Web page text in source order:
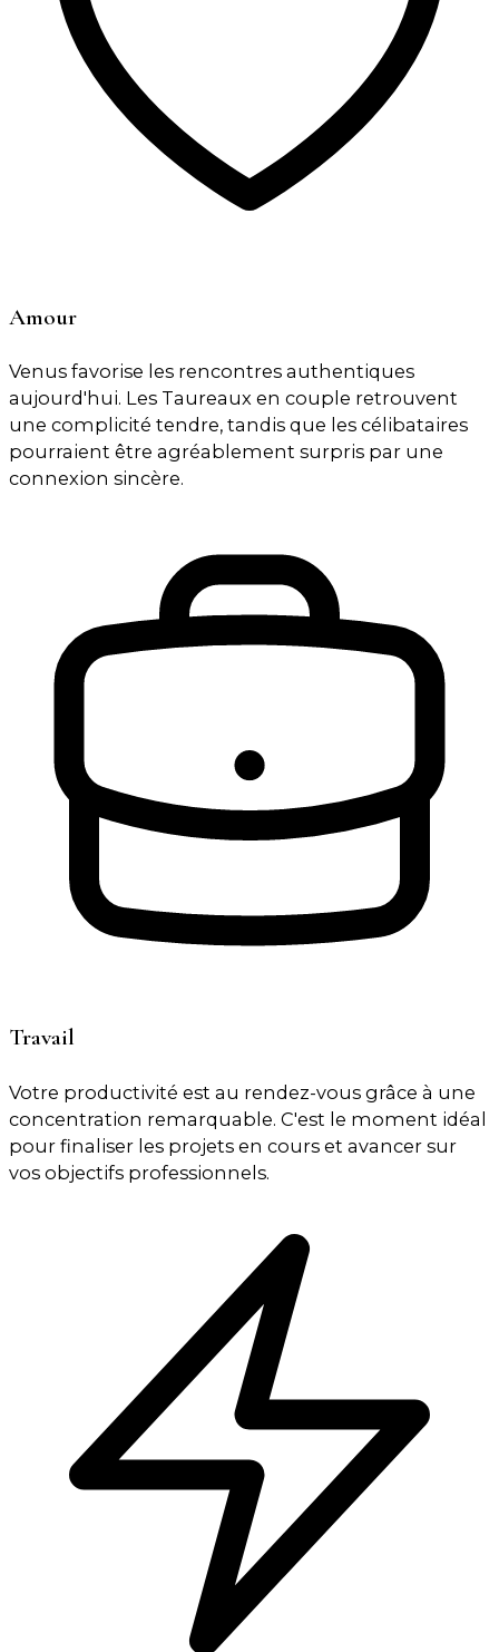
Amour
Venus favorise les rencontres authentiques
aujourd'hui. Les Taureaux en couple retrouvent
une complicité tendre, tandis que les célibataires
pourraient être agréablement surpris par une
connexion sincère.
Travail
Votre productivité est au rendez-vous grâce à une
concentration remarquable. C'est le moment idéal
pour finaliser les projets en cours et avancer sur
vos objectifs professionnels.